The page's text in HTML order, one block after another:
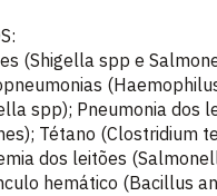
(Shigella spp e
spp); Pneumonia dos
Tétano (Clostridium
dos leitões
hemático (Bacillus